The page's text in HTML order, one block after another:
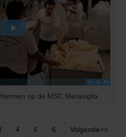
op de MSC Meraviglia
4 5 6 Volgende>>